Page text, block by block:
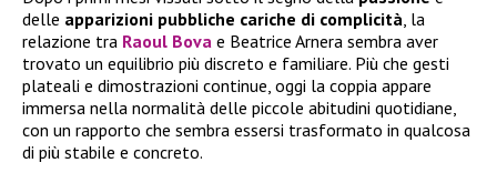
delle apparizioni pubbliche cariche di complicità , la
relazione tra Raoul Bova e Beatrice Arnera sembra aver
trovato un equilibrio più discreto e familiare. Più che gesti
plateali e dimostrazioni continue, oggi la coppia appare
immersa nella normalità delle piccole abitudini quotidiane,
con un rapporto che sembra essersi trasformato in qualcosa
di più stabile e concreto.